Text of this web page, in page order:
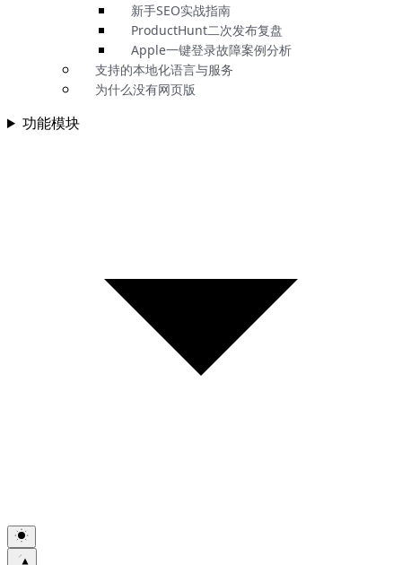
新手SEO实战指南
ProductHunt二次发布复盘
Apple一键登录故障案例分析
支持的本地化语言与服务
为什么没有网页版
功能模块